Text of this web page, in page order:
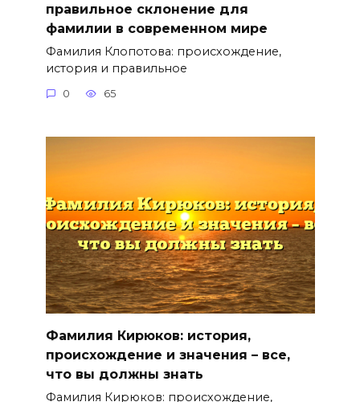
правильное склонение для
фамилии в современном мире
Фамилия Клопотова: происхождение,
история и правильное
0 65
Фамилия Кирюков: история,
происхождение и значения – все,
что вы должны знать
Фамилия Кирюков: происхождение,